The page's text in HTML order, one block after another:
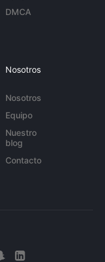
DMCA
Nosotros
Nosotros
Equipo
Nuestro
blog
Contacto